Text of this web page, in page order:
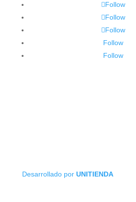
Follow
Follow
Follow
Follow
Follow
Desarrollado por UNITIENDA